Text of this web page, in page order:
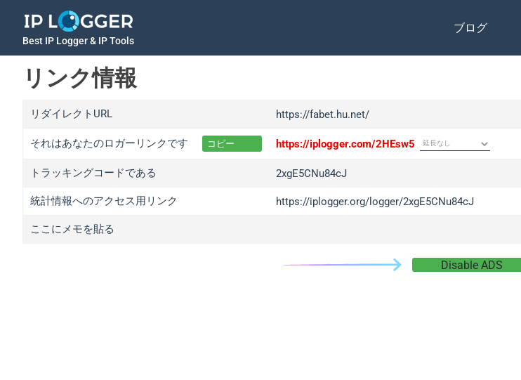
Best IP Logger & IP Tools
ブログ
リンク情報
リダイレクトURL https://fabet.hu.net/
それはあなたのロガーリンクです コピー https://iplogger.com/2HEsw5
トラッキングコードである 2xgE5CNu84cJ
統計情報へのアクセス用リンク https://iplogger.org/logger/2xgE5CNu84cJ
ここにメモを貼る
Disable ADS